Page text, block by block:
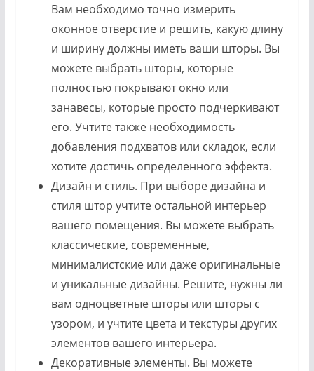
Вам необходимо точно измерить
оконное отверстие и решить, какую длину
и ширину должны иметь ваши шторы. Вы
можете выбрать шторы, которые
полностью покрывают окно или
занавесы, которые просто подчеркивают
его. Учтите также необходимость
добавления подхватов или складок, если
хотите достичь определенного эффекта.
Дизайн и стиль. При выборе дизайна и
стиля штор учтите остальной интерьер
вашего помещения. Вы можете выбрать
классические, современные,
минималистские или даже оригинальные
и уникальные дизайны. Решите, нужны ли
вам одноцветные шторы или шторы с
узором, и учтите цвета и текстуры других
элементов вашего интерьера.
Декоративные элементы. Вы можете